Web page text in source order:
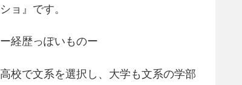
ショ』です。
ー経歴っぽいものー
高校で文系を選択し、大学も文系の学部